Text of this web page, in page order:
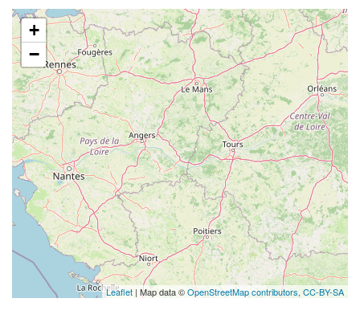
+
−
Leaflet | Map data ©OpenStreetMap contributors, CC-BY-SA